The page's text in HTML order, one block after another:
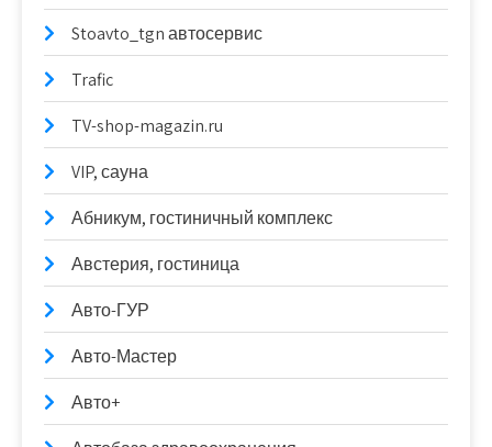
Stoavto_tgn автосервис
Trafic
TV-shop-magazin.ru
VIP, сауна
Абникум, гостиничный комплекс
Австерия, гостиница
Авто-ГУР
Авто-Мастер
Авто+